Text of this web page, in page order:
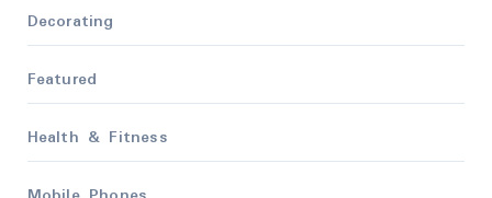
Decorating
Featured
Health & Fitness